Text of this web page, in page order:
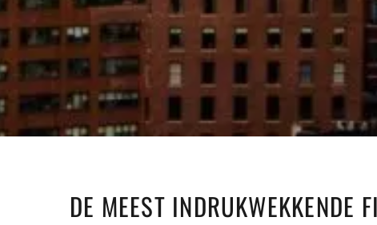
DE MEEST INDRUKWEKKENDE